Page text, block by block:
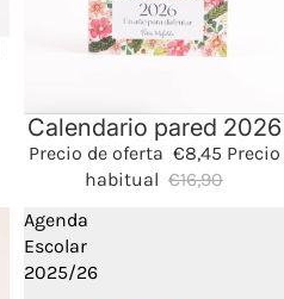
Oferta
Calendario pared 2026
Precio de oferta €8,45 Precio
habitual €16,90
Agenda
Escolar
2025/26